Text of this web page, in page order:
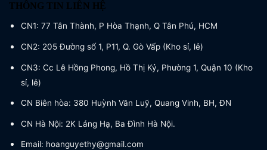
THÔNG TIN LIÊN HỆ
CN1: 77 Tân Thành, P Hòa Thạnh, Q Tân Phú, HCM
CN2: 205 Đường số 1, P11, Q. Gò Vấp (Kho sỉ, lẻ)
CN3: Cc Lê Hồng Phong, Hồ Thị Kỷ, Phường 1, Quận 10 (Kho
sỉ, lẻ)
CN Biên hòa: 380 Huỳnh Văn Luỹ, Quang Vinh, BH, ĐN
CN Hà Nội: 2K Láng Hạ, Ba Đình Hà Nội.
Email: hoanguyethy@gmail.com